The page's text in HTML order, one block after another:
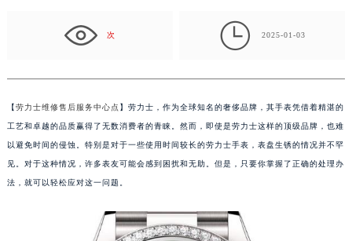
次  2025-01-03
【劳力士维修售后服务中心点 】劳力士，作为全球知名的奢侈品牌，其手表凭借着精湛的
工艺和卓越的品质赢得了无数消费者的青睐。然而，即使是劳力士这样的顶级品牌，也难
以避免时间的侵蚀。特别是对于一些使用时间较长的劳力士手表，表盘生锈的情况并不罕
见。对于这种情况，许多表友可能会感到困扰和无助。但是，只要你掌握了正确的处理办
法，就可以轻松应对这一问题。